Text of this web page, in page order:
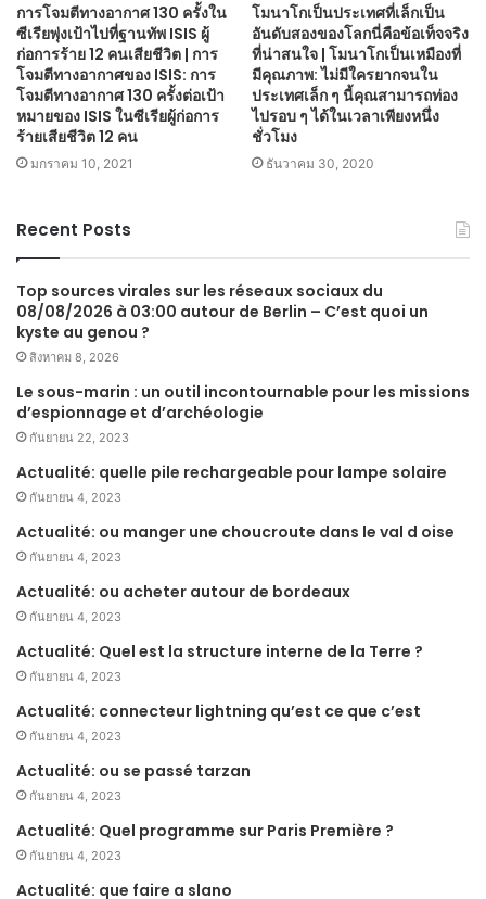
การโจมตีทางอากาศ 130 ครั้งใน
ซีเรียพุ่งเป้าไปที่ฐานทัพ ISIS ผู้
ก่อการร้าย 12 คนเสียชีวิต | การ
โจมตีทางอากาศของ ISIS: การ
โจมตีทางอากาศ 130 ครั้งต่อเป้า
หมายของ ISIS ในซีเรียผู้ก่อการ
ร้ายเสียชีวิต 12 คน
มกราคม 10, 2021
โมนาโกเป็นประเทศที่เล็กเป็น
อันดับสองของโลกนี่คือข้อเท็จจริง
ที่น่าสนใจ | โมนาโกเป็นเหมืองที่
มีคุณภาพ: ไม่มีใครยากจนใน
ประเทศเล็ก ๆ นี้คุณสามารถท่อง
ไปรอบ ๆ ได้ในเวลาเพียงหนึ่ง
ชั่วโมง
ธันวาคม 30, 2020
Recent Posts
Top sources virales sur les réseaux sociaux du
08/08/2026 à 03:00 autour de Berlin – C’est quoi un
kyste au genou ?
สิงหาคม 8, 2026
Le sous-marin : un outil incontournable pour les missions
d’espionnage et d’archéologie
กันยายน 22, 2023
Actualité: quelle pile rechargeable pour lampe solaire
กันยายน 4, 2023
Actualité: ou manger une choucroute dans le val d oise
กันยายน 4, 2023
Actualité: ou acheter autour de bordeaux
กันยายน 4, 2023
Actualité: Quel est la structure interne de la Terre ?
กันยายน 4, 2023
Actualité: connecteur lightning qu’est ce que c’est
กันยายน 4, 2023
Actualité: ou se passé tarzan
กันยายน 4, 2023
Actualité: Quel programme sur Paris Première ?
กันยายน 4, 2023
Actualité: que faire a slano